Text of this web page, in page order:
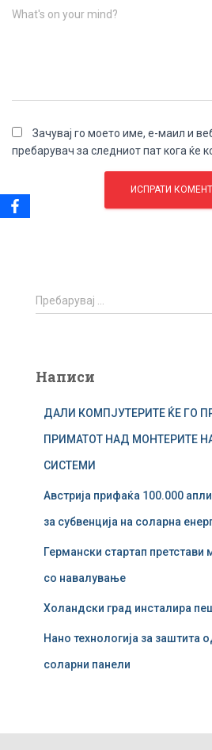
What's on your mind?
Зачувај го моето име, е-маил и
пребарувач за следниот пат кога ќе
П
р
р
Пребарувај …
Написи
ДАЛИ КОМПЈУТЕРИТЕ ЌЕ ГО
ПРИМАТОТ НАД МОНТЕРИТЕ
СИСТЕМИ
Австрија прифаќа 100.000
за субвенција на соларна
Германски стартап
со навалување
Холандски град инсталира
Нано технологија за заштита
соларни панели